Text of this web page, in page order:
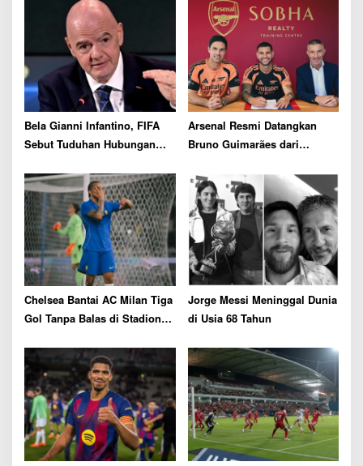
a
t
i
o
n
Bela Gianni Infantino, FIFA
Sebut Tuduhan Hubungan
Sekali Tidak Benar
Arsenal Resmi Datangkan
Bruno Guimarães dari
Rp1,81 Triliun
Chelsea Bantai AC Milan Tiga
Gol Tanpa Balas di Stadion
Jorge Messi Meninggal Dunia
di Usia 68 Tahun